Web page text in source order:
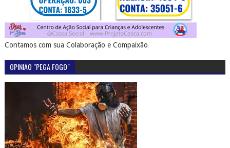
Contamos com sua Colaboração e Compaixão
OPINIÃO "PEGA FOGO"